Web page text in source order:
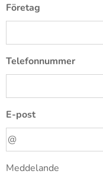
Företag
Telefonnummer
E-post
Meddelande